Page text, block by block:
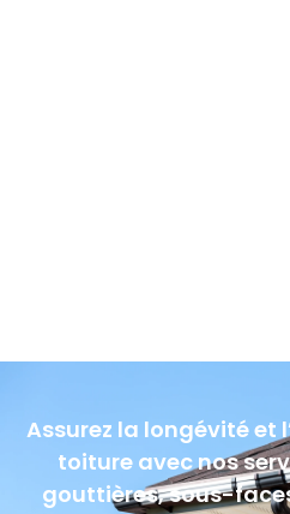
Assurez la longévité et
toiture avec nos
gouttières, sous-